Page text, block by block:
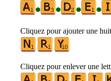
•
• • •
Cliquez pour ajouter une
Cliquez pour enlever une